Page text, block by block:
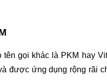
gọi khác là PKM hay
được ứng dụng rộng rãi